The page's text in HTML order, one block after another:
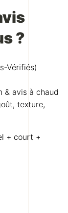
?
Vérifiés)
& avis à chaud
texture,
+ court +